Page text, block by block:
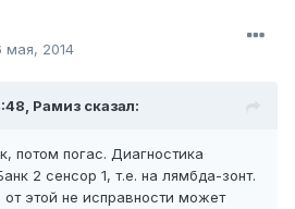
мая, 2014
Рамиз сказал:
потом погас. Диагностика
2 сенсор 1, т.е. на лямбда-зонт.
от этой не исправности может